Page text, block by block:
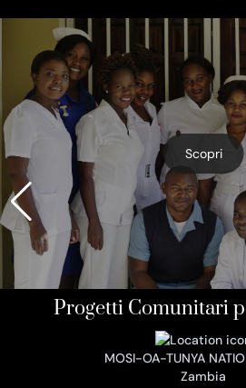
Scopri
Progetti Comunitari
MOSI-OA-TUNYA
Zambia